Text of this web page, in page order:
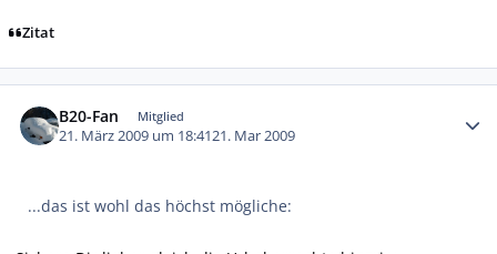
Zitat
B20-Fan Mitglied
21. März 2009 um 18:4121. Mar 2009
...das ist wohl das höchst mögliche: